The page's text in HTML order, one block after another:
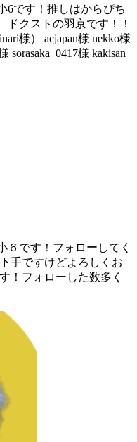
6です！推しはからぴち
ドクストの羽京です！！
様） acjapan様 nekko様
sorasaka_0417様 kakisan
６です！フォローしてく
手ですけどよろしくお
！フォローした数多く